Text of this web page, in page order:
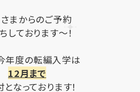
まからのご予約
しております～！
年度の転編入学は
12月まで
なっております！